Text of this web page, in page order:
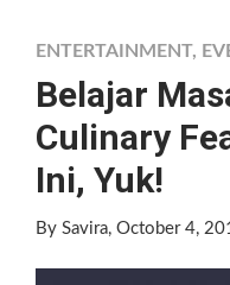
ENTERTAINMENT,
Belajar
Culinary
Ini, Yuk!
By Savira, October 4,